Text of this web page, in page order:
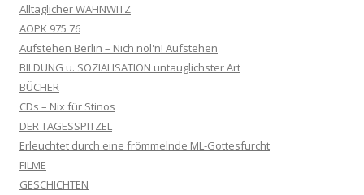
Alltäglicher WAHNWITZ
AOPK 975 76
Aufstehen Berlin – Nich nöl'n! Aufstehen
BILDUNG u. SOZIALISATION untauglichster Art
BÜCHER
CDs – Nix für Stinos
DER TAGESSPITZEL
Erleuchtet durch eine frömmelnde ML-Gottesfurcht
FILME
GESCHICHTEN